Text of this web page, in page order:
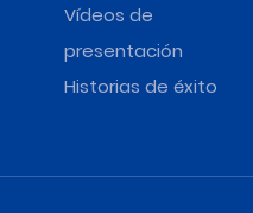
Vídeos de
presentación
Historias de éxito